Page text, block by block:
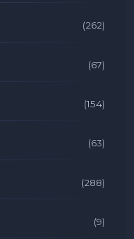
(262)
(67)
(154)
(63)
(288)
(9)